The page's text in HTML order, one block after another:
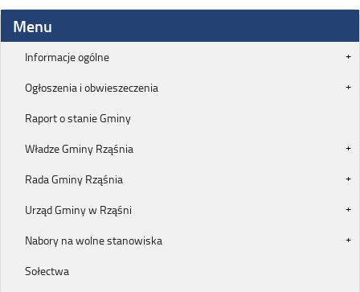
Menu
Informacje ogólne
Ogłoszenia i obwieszeczenia
Raport o stanie Gminy
Władze Gminy Rząśnia
Rada Gminy Rząśnia
Urząd Gminy w Rząśni
Nabory na wolne stanowiska
Sołectwa